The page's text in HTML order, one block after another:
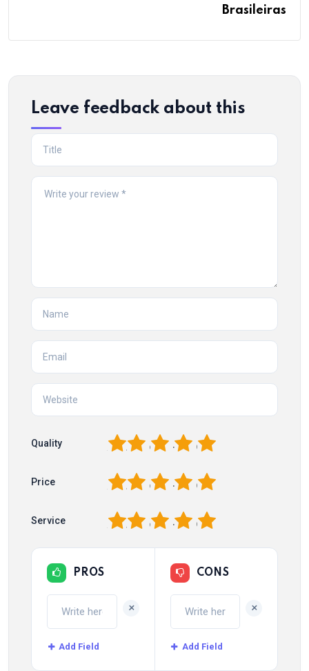
Brasileiras
Leave feedback about this
Quality 5
4
3
2
Price 5
4
3
2
Service 5
4
3
2
PROS
+
Add Field
CONS
+
Add Field